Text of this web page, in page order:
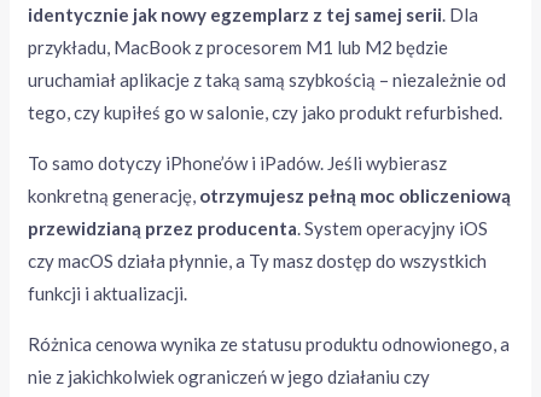
identycznie jak nowy egzemplarz z tej samej serii. Dla
przykładu, MacBook z procesorem M1 lub M2 będzie
uruchamiał aplikacje z taką samą szybkością – niezależnie od
tego, czy kupiłeś go w salonie, czy jako produkt refurbished.
To samo dotyczy iPhone’ów i iPadów. Jeśli wybierasz
konkretną generację, otrzymujesz pełną moc obliczeniową
przewidzianą przez producenta. System operacyjny iOS
czy macOS działa płynnie, a Ty masz dostęp do wszystkich
funkcji i aktualizacji.
Różnica cenowa wynika ze statusu produktu odnowionego, a
nie z jakichkolwiek ograniczeń w jego działaniu czy